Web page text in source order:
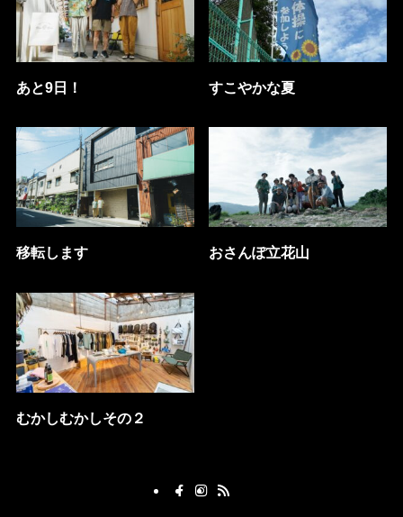
あと9日！ すこやかな夏
移転します おさんぽ立花山
むかしむかしその２